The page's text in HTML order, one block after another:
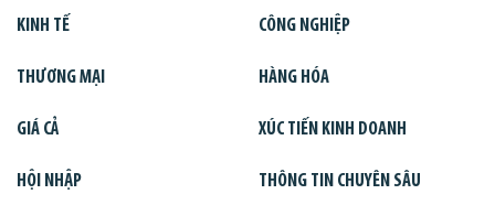
KINH TẾ CÔNG NGHIỆP
THƯƠNG MẠI HÀNG HÓA
GIÁ CẢ XÚC TIẾN KINH DOANH
HỘI NHẬP THÔNG TIN CHUYÊN SÂU